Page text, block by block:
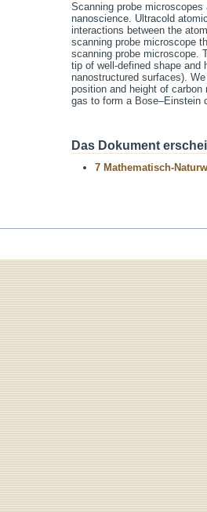
Scanning probe
nanoscience. Ultracold
interactions between the
scanning probe microscope
scanning probe microscope.
tip of well-defined shape and
nanostructured surfaces).
position and height of
gas to form a Bose–Einstein
Das Dokument
7 Mathematisch-